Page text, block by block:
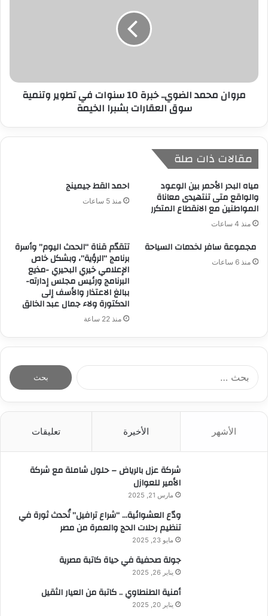
مروان محمد الضوي.. خبرة 10 سنوات في تطوير وتنمية
سوق العقارات بشبرا الخيمة
مقالات ذات صلة
مياه البحر الأحمر بين الوعود
والواقع متى تنتهيدى معاناة
المواطنين مع الانقطاع المتكرر
منذ 4 ساعات
احمد القط جيمينج
منذ 5 ساعات
مجموعة سافر لخدمات السياحة
منذ 6 ساعات
تتقدّم قناة “الحدث اليوم” وأسرة
برنامج “الرؤية”، وبشكل خاص
الإعلامي خيري البحيري -مذيع
البرنامج ورئيس مجلس إدارته-
ببالغ الاعتذار والأسف إلى
الدكتورة ولاء جمال عبد الخالق
منذ 22 ساعة
الأشهر الأخيرة تعليقات
شركة عزل بالرياض – حلول شاملة مع شركة
الأمير للعوازل
مارس 21, 2025
ودّع العشوائية… “شراع ترافيل” تُحدث ثورة في
تنظيم رحلات الحج والعمرة من مصر
مايو 23, 2025
جولة صحفية في حياة كاتبة مصرية
يناير 26, 2025
أمنية الطنطاوي .. كاتبة من العيار الثقيل
يناير 20, 2025